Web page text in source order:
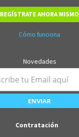
REGÍSTRATE AHORA MISMO
Cómo funciona
Novedades
Contratación